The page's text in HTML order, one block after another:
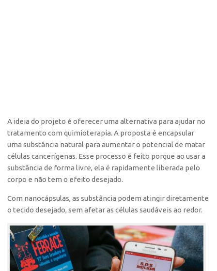
A ideia do projeto é oferecer uma alternativa para ajudar no
tratamento com quimioterapia. A proposta é encapsular
uma substância natural para aumentar o potencial de matar
células cancerígenas. Esse processo é feito porque ao usar a
substância de forma livre, ela é rapidamente liberada pelo
corpo e não tem o efeito desejado.
Com nanocápsulas, as substância podem atingir diretamente
o tecido desejado, sem afetar as células saudáveis ao redor.